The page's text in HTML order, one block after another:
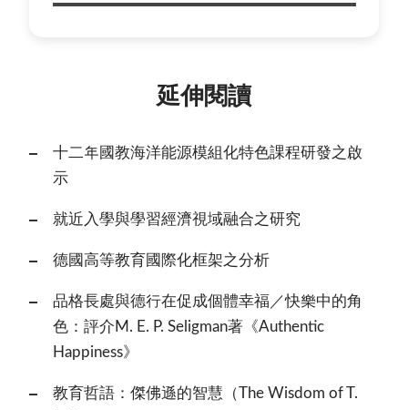
延伸閱讀
十二年國教海洋能源模組化特色課程研發之啟
示
就近入學與學習經濟視域融合之研究
德國高等教育國際化框架之分析
品格長處與德行在促成個體幸福／快樂中的角
色：評介M. E. P. Seligman著《Authentic
Happiness》
教育哲語：傑佛遜的智慧（The Wisdom of T.